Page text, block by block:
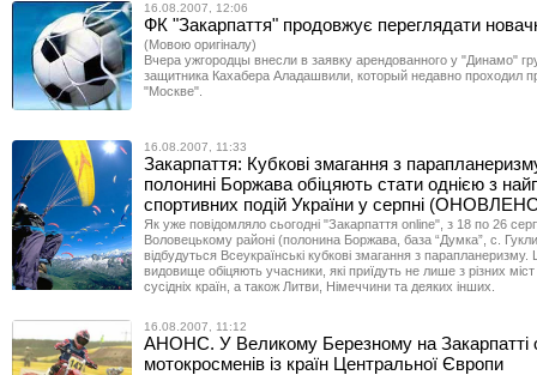
16.08.2007, 12:06
ФК "Закарпаття" продовжує переглядати
(Мовою оригіналу)
Вчера ужгородцы внесли в заявку арендованного у "Динамо"
защитника Кахабера Аладашвили, который недавно проходил
"Москве".
16.08.2007, 11:33
Закарпаття: Кубкові змагання з
полонині Боржава обіцяють стати однією з
спортивних подій України у серпні
Як уже повідомляло сьогодні "Закарпаття online", з 18 по 26
Воловецькому районі (полонина Боржава, база “Думка”, с.
відбудуться Всеукраїнські кубкові змагання з парапланеризму.
видовище обіцяють учасники, які приїдуть не лише з різних
сусідніх країн, а також Литви, Німеччини та деяких інших.
16.08.2007, 11:12
АНОНС. У Великому Березному на Закарпатті
мотокросменів із країн Центральної Європи